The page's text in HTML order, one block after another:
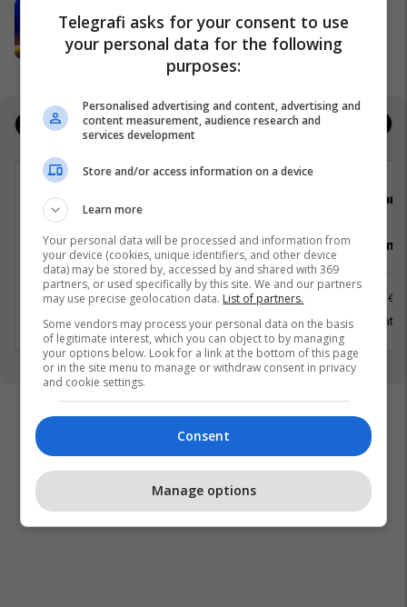
me energjinë e Shell-it
Sunny Hill Festival
Jobs Real Estate
Senior Lead .NET Developer (C# /
.NET) 4-Day Workweek
Prishtinë
5 Gusht 2026
Vozitës me
Prishtinë
13 Gusht
Telegrafi asks for your consent to use
your personal data for the following
purposes:
Personalised advertising and content, advertising and
content measurement, audience research and
services development
Store and/or access information on a device
Learn more
Your personal data will be processed and information from
your device (cookies, unique identifiers, and other device
data) may be stored by, accessed by and shared with 369
partners, or used specifically by this site. We and our partners
may use precise geolocation data. List of partners.
Some vendors may process your personal data on the basis
of legitimate interest, which you can object to by managing
your options below. Look for a link at the bottom of this page
or in the site menu to manage or withdraw consent in privacy
and cookie settings.
Consent
Manage options